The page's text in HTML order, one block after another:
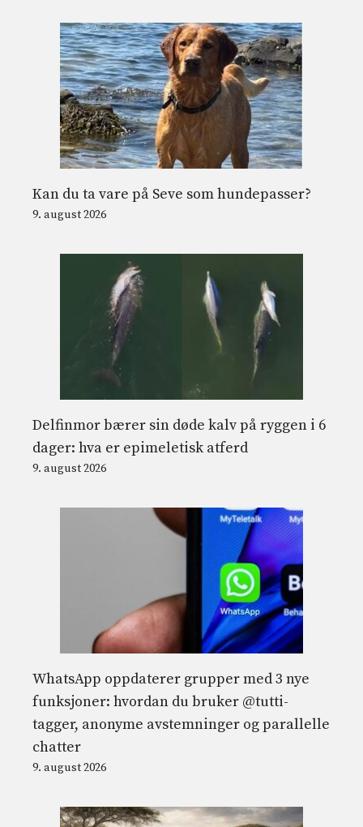
Kan du ta vare på Seve som hundepasser?
9. august 2026
Delfinmor bærer sin døde kalv på ryggen i 6
dager: hva er epimeletisk atferd
9. august 2026
WhatsApp oppdaterer grupper med 3 nye
funksjoner: hvordan du bruker @tutti-
tagger, anonyme avstemninger og parallelle
chatter
9. august 2026